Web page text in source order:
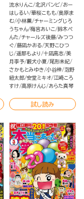
流水りんこ 北沢バンビ おー
はしるい 華桜こもも 奥原ま
む 小林薫 チャーミングじろ
うちゃん 梅宮あいこ 鈴木ぺ
んた チャールズ後藤 みつつ
ぐ 藤凪かおる 天野こひつ
じ 遥那もより 十凪高志 美
月李予 藪犬小夏 尾形未紀
さかもとみゆき 小谷梓 泡野
紐太郎 安堂ミキオ 江崎ころ
すけ 高原けんじ あらた真琴
試し読み